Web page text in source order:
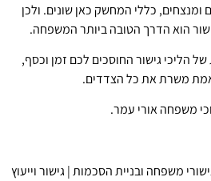
כללי המחשק כאן שונים. ולכן
הוא הדרך הטובה ביותר המשפחה.
הליכי גישור החוסכים לכם זמן וכסף,
משרת את כל הצדדים.
משפחה אורי עמר.
משפחה ובניית הסכמות | גישור וייעוץ